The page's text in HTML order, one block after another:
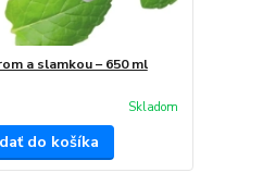
a slamkou – 650 ml
Skladom
do košíka